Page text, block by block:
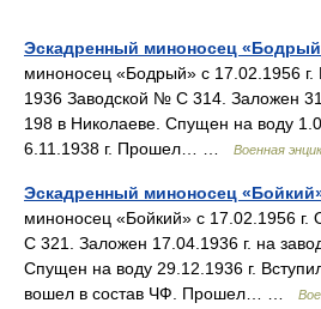
Эскадренный миноносец
миноносец «Бодрый» с 17.02.1956
1936 Заводской № C 314. Заложен
198 в Николаеве. Спущен на воду
6.11.1938 г. Прошел… …
Военная
Эскадренный миноносец
миноносец «Бойкий» с 17.02.1956
С 321. Заложен 17.04.1936 г. на
Спущен на воду 29.12.1936 г.
вошел в состав ЧФ. Прошел… …